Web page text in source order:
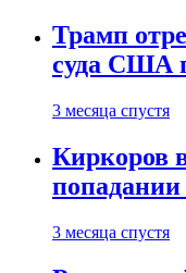
Трамп
суда США
3 месяца спустя
Киркоров
попадании
3 месяца спустя